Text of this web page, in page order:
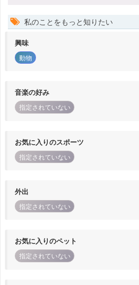
私のことをもっと知りたい
興味
動物
音楽の好み
指定されていない
お気に入りのスポーツ
指定されていない
外出
指定されていない
お気に入りのペット
指定されていない